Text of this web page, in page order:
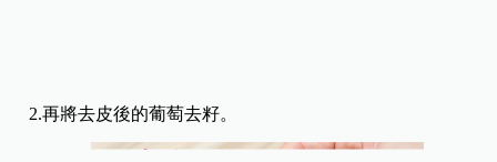
2.再將去皮後的葡萄去籽。